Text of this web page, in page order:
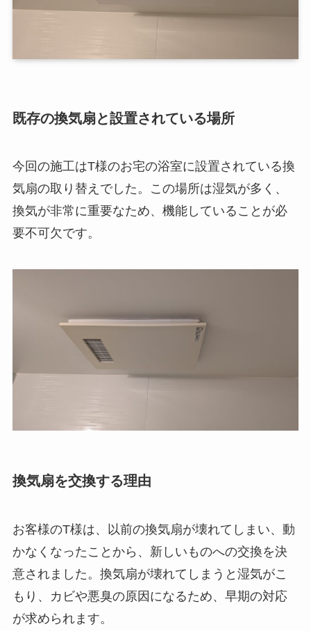
既存の換気扇と設置されている場所
今回の施工はT様のお宅の浴室に設置されている換
気扇の取り替えでした。この場所は湿気が多く、
換気が非常に重要なため、機能していることが必
要不可欠です。
換気扇を交換する理由
お客様のT様は、以前の換気扇が壊れてしまい、動
かなくなったことから、新しいものへの交換を決
意されました。換気扇が壊れてしまうと湿気がこ
もり、カビや悪臭の原因になるため、早期の対応
が求められます。